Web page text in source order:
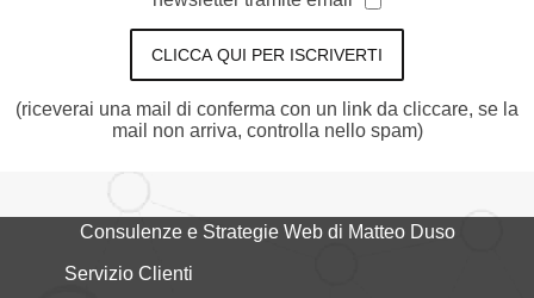
CLICCA QUI PER ISCRIVERTI
(riceverai una mail di conferma con un link da cliccare, se la
mail non arriva, controlla nello spam)
Consulenze e Strategie Web di Matteo Duso
Servizio Clienti